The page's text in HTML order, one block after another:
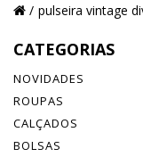
pulseira vintage
CATEGORIAS
NOVIDADES
ROUPAS
CALÇADOS
BOLSAS